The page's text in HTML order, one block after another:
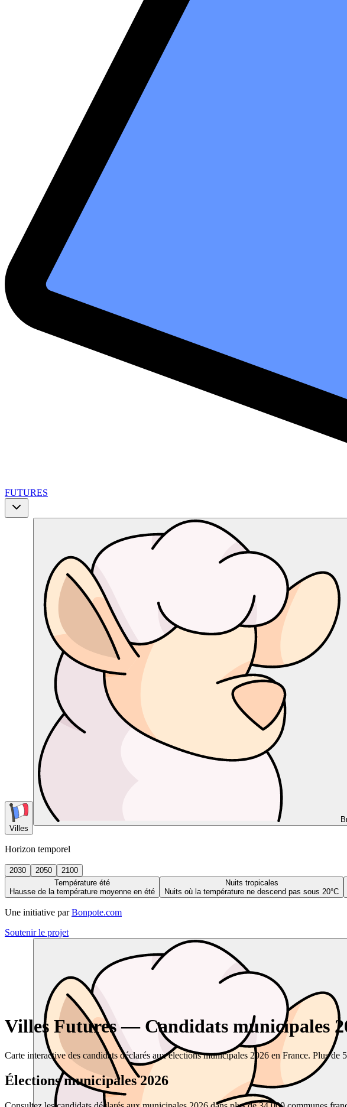
FUTURES
Villes
Horizon temporel
2030 2050
2100
Température été
Hausse de la température moyenne en été
Nuits tropicales
Nuits où la température ne descend pas sous 20°C
Une initiative par Bonpote.com
Soutenir le projet
Villes Futures — Candidats municipales
Carte interactive des candidats déclarés aux élections municipales 2026 en France. Plus
Élections municipales 2026